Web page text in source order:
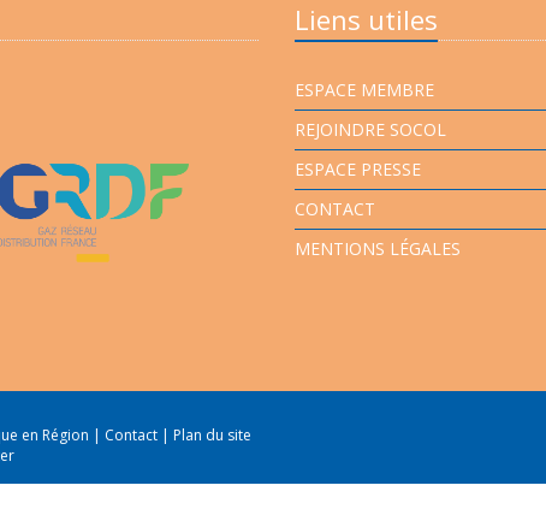
Liens utiles
ESPACE MEMBRE
REJOINDRE SOCOL
ESPACE PRESSE
CONTACT
MENTIONS LÉGALES
en Région | Contact | Plan du site